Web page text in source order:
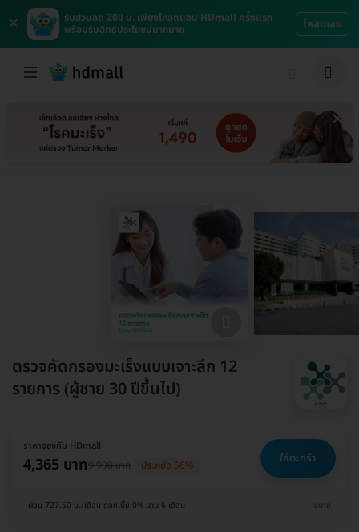
×
รับส่วนลด 200 บ. เพียงโหลดแอป HDmall ครั้งแรก
พร้อมรับสิทธิประโยชน์มากมาย
โหลดเลย
ตรวจคัดกรองมะเร็งแบบเจาะลึก 12
รายการ (ผู้ชาย 30 ปีขึ้นไป)
ราคาจองกับ HDmall
4,365 บาท9,990 บาท ประหยัด 56% ใส่ตะกร้า
ผ่อน 727.50 บ./เดือน ดอกเบี้ย 0% นาน 6 เดือน ขยาย